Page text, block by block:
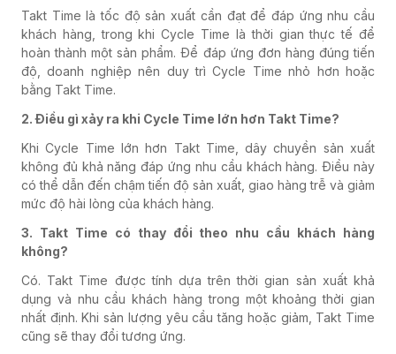
Takt Time là tốc độ sản xuất cần đạt để đáp ứng nhu cầu
khách hàng, trong khi Cycle Time là thời gian thực tế để
hoàn thành một sản phẩm. Để đáp ứng đơn hàng đúng tiến
độ, doanh nghiệp nên duy trì Cycle Time nhỏ hơn hoặc
bằng Takt Time.
2. Điều gì xảy ra khi Cycle Time lớn hơn Takt Time?
Khi Cycle Time lớn hơn Takt Time, dây chuyền sản xuất
không đủ khả năng đáp ứng nhu cầu khách hàng. Điều này
có thể dẫn đến chậm tiến độ sản xuất, giao hàng trễ và giảm
mức độ hài lòng của khách hàng.
3. Takt Time có thay đổi theo nhu cầu khách hàng
không?
Có. Takt Time được tính dựa trên thời gian sản xuất khả
dụng và nhu cầu khách hàng trong một khoảng thời gian
nhất định. Khi sản lượng yêu cầu tăng hoặc giảm, Takt Time
cũng sẽ thay đổi tương ứng.